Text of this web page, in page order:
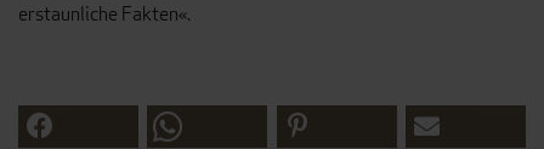
erstaunliche Fakten«.